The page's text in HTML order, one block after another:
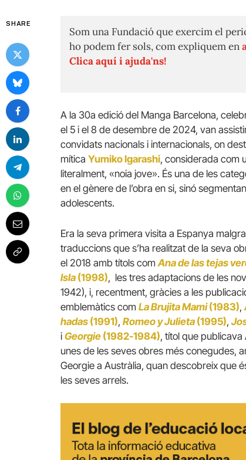
SHARE
Som una Fundació que exercim el
ho podem fer sols, com expliquem en
Clica aquí i ajuda'ns!
A la 30a edició del Manga Barcelona,
el 5 i el 8 de desembre de 2024, van
convidats nacionals i internacionals, on
mítica Yumiko Igarashi, considerada com
literalment, «noia jove». És una de les
en el gènere de l’obra en si, sinó
adolescents.
Era la seva primera visita a Espanya
traduccions que s’ha realitzat de la seva
el 2018 amb títols com Ana de las tejas
Isla (1998), les tres adaptacions de les
1942), i, recentment, gràcies a les
emblemàtics com La Brujita Mami(1983),
hadas (1991), Romeo y Julieta (1995),
i Georgie (1982-1984), títol que publicava
unes de les seves obres més conegudes,
Georgie a Austràlia, quan descobreix que
les seves arrels.